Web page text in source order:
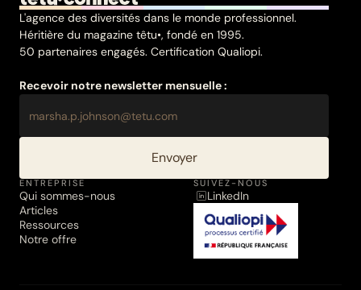
L'agence des diversités dans le monde professionnel.
Héritière du magazine têtu•, fondé en 1995.
50 partenaires engagés. Certification Qualiopi.
Recevoir notre newsletter mensuelle :
Envoyer
ENTREPRISE
Qui sommes-nous
Articles
Ressources
Notre offre
SUIVEZ-NOUS
LinkedIn